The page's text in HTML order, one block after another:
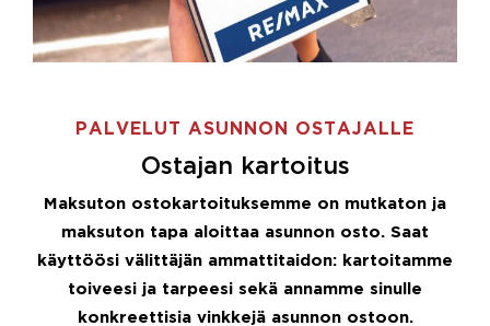
PALVELUT ASUNNON OSTAJALLE
Ostajan kartoitus
Maksuton ostokartoituksemme on mutkaton ja
maksuton tapa aloittaa asunnon osto. Saat
käyttöösi välittäjän ammattitaidon: kartoitamme
toiveesi ja tarpeesi sekä annamme sinulle
konkreettisia vinkkejä asunnon ostoon.